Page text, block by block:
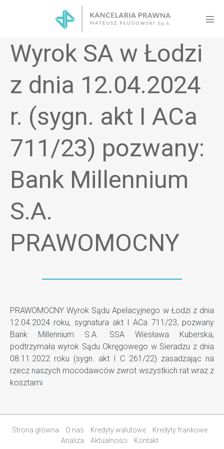
Wyrok SA w Łodzi
z dnia 12.04.2024
r. (sygn. akt I ACa
711/23) pozwany:
Bank Millennium
S.A.
PRAWOMOCNY
PRAWOMOCNY Wyrok Sądu Apelacyjnego w Łodzi z dnia
12.04.2024 roku, sygnatura akt I ACa 711/23, pozwany
Bank Millennium S.A. SSA Wiesława Kuberska,
podtrzymała wyrok Sądu Okręgowego w Sieradzu z dnia
08.11.2022 roku (sygn. akt I C 261/22) zasadzając na
rzecz naszych mocodawców zwrot wszystkich rat wraz z
kosztami
Strona główna O nas Kredyty walutowe
Kredyty frankowe
Analiza
Aktualności Kontakt